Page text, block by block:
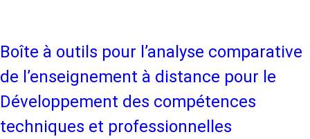
Boîte à outils pour l’analyse comparative
de l’enseignement à distance pour le
Développement des compétences
techniques et professionnelles